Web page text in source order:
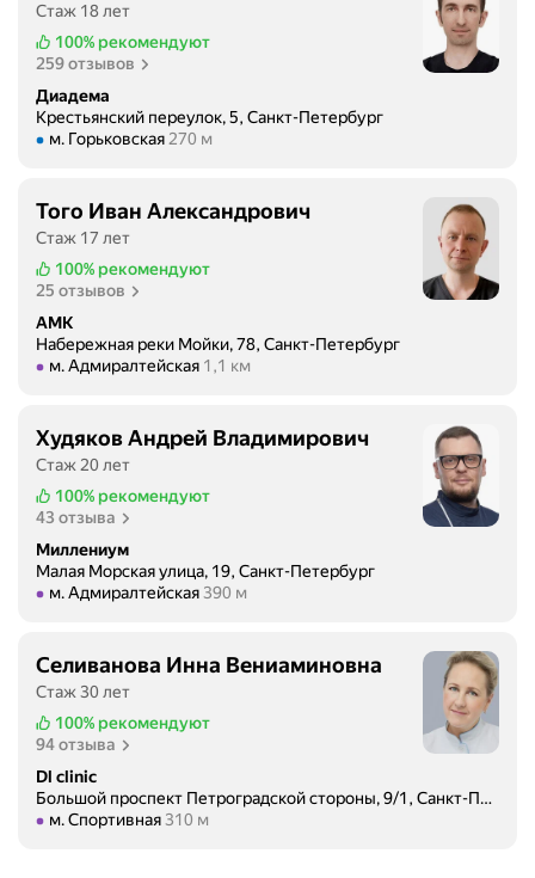
Стаж 18 лет
100% рекомендуют
259 отзывов
Диадема
Крестьянский переулок, 5, Санкт-Петербург
Метро м. Горьковская Расстояние 270 м
м. Горьковская 270 м
Того Иван Александрович
Стаж 17 лет
100% рекомендуют
25 отзывов
АМК
Набережная реки Мойки, 78, Санкт-Петербург
Метро м. Адмиралтейская Расстояние 1,1 км
м. Адмиралтейская 1,1 км
Худяков Андрей Владимирович
Стаж 20 лет
100% рекомендуют
43 отзыва
Миллениум
Малая Морская улица, 19, Санкт-Петербург
Метро м. Адмиралтейская Расстояние 390 м
м. Адмиралтейская 390 м
Селиванова Инна Вениаминовна
Стаж 30 лет
100% рекомендуют
94 отзыва
Dl clinic
Большой проспект Петроградской стороны, 9/1, Санкт-Петербург
Метро м. Спортивная Расстояние 310 м
м. Спортивная 310 м